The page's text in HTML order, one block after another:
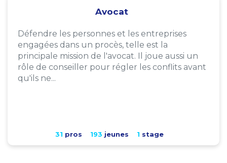
Avocat
Défendre les personnes et les entreprises
engagées dans un procès, telle est la
principale mission de l'avocat. Il joue aussi un
rôle de conseiller pour régler les conflits avant
qu'ils ne...
31 pros 193 jeunes 1 stage